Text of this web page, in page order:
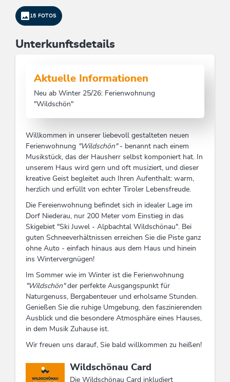
15 FOTOS
Unterkunftsdetails
Aktuelle Informationen
Neu ab Winter 25/26: Ferienwohnung
"Wildschön"
Willkommen in unserer liebevoll gestalteten neuen
Ferienwohnung "Wildschön"- benannt nach einem
Musikstück, das der Hausherr selbst komponiert hat. In
unserem Haus wird gern und oft musiziert, und dieser
kreative Geist begleitet auch Ihren Aufenthalt: warm,
herzlich und erfüllt von echter Tiroler Lebensfreude.
Die Fereienwohnung befindet sich in idealer Lage im
Dorf Niederau, nur 200 Meter vom Einstieg in das
Skigebiet "Ski Juwel - Alpbachtal Wildschönau". Bei
guten Schneeverhältnissen erreichen Sie die Piste ganz
ohne Auto - einfach hinaus aus dem Haus und hinein
ins Wintervergnügen!
Im Sommer wie im Winter ist die Ferienwohnung
"Wildschön"der perfekte Ausgangspunkt für
Naturgenuss, Bergabenteuer und erholsame Stunden.
Genießen Sie die ruhige Umgebung, den faszinierenden
Ausblick und die besondere Atmosphäre eines Hauses,
in dem Musik Zuhause ist.
Wir freuen uns darauf, Sie bald willkommen zu heißen!
Diese Unterkunft ist Mitglied von
Wildschönau Card
Die Wildschönau Card inkludiert